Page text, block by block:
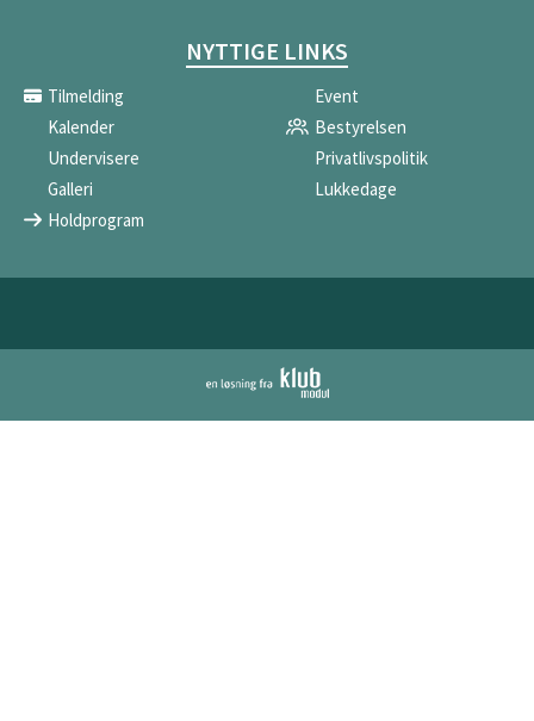
NYTTIGE LINKS
Tilmelding
Event
Kalender
Bestyrelsen
Undervisere
Privatlivspolitik
Galleri
Lukkedage
Holdprogram